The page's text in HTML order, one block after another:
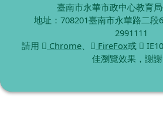
臺南市永華市政中心教育
地址：708201臺南市永華路二段
2991111
請用
Chrome FireFox或
佳瀏覽效果，謝謝